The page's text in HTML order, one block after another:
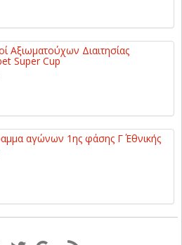
Αξιωματούχων Διαιτησίας
Super Cup
αγώνων 1ης φάσης Γ΄ Εθνικής